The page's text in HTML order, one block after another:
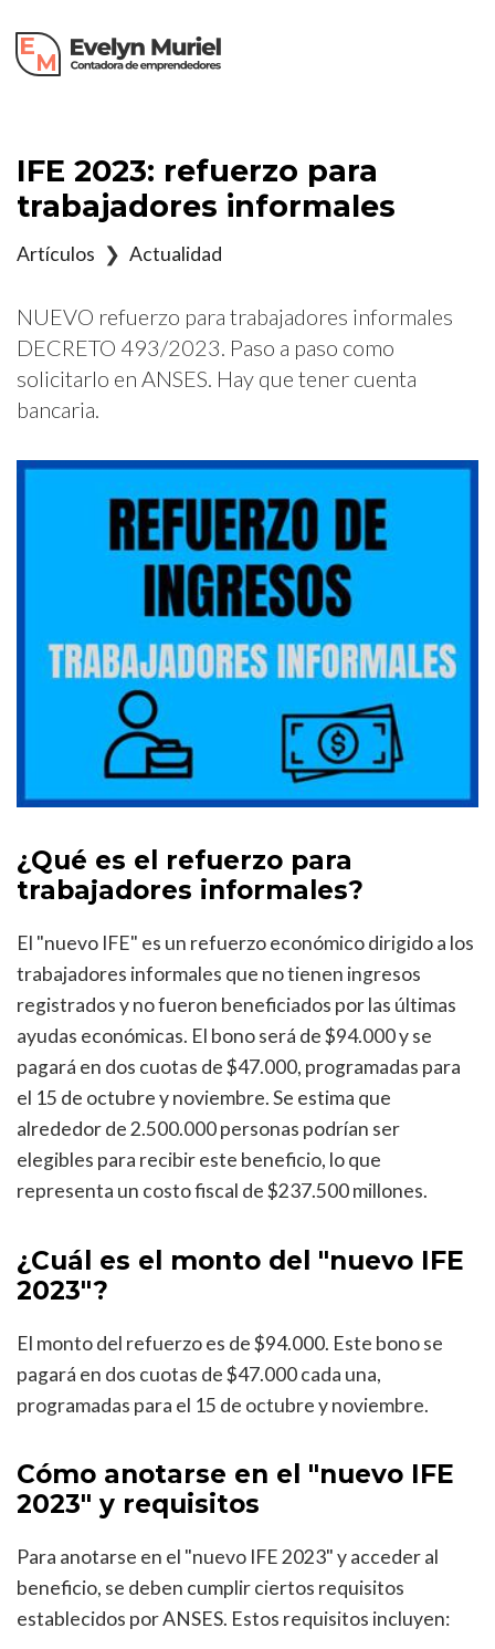
IFE 2023: refuerzo para
trabajadores informales
Artículos ❯ Actualidad
NUEVO refuerzo para trabajadores informales
DECRETO 493/2023. Paso a paso como
solicitarlo en ANSES. Hay que tener cuenta
bancaria.
¿Qué es el refuerzo para
trabajadores informales?
El "nuevo IFE" es un refuerzo económico dirigido a los
trabajadores informales que no tienen ingresos
registrados y no fueron beneficiados por las últimas
ayudas económicas. El bono será de $94.000 y se
pagará en dos cuotas de $47.000, programadas para
el 15 de octubre y noviembre. Se estima que
alrededor de 2.500.000 personas podrían ser
elegibles para recibir este beneficio, lo que
representa un costo fiscal de $237.500 millones.
¿Cuál es el monto del "nuevo IFE
2023"?
El monto del refuerzo es de $94.000. Este bono se
pagará en dos cuotas de $47.000 cada una,
programadas para el 15 de octubre y noviembre.
Cómo anotarse en el "nuevo IFE
2023" y requisitos
Para anotarse en el "nuevo IFE 2023" y acceder al
beneficio, se deben cumplir ciertos requisitos
establecidos por ANSES. Estos requisitos incluyen: